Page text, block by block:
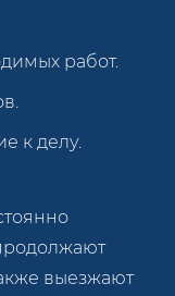
работ.
к делу.
выезжают